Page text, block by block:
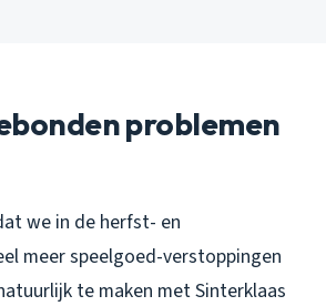
problemen
we in de herfst- en
meer speelgoed-verstoppingen
te maken met Sinterklaas